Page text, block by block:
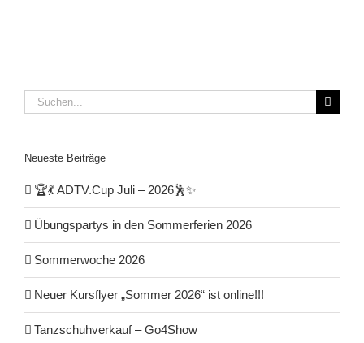
Suche
nach:
Neueste Beiträge
🏆💃 ADTV.Cup Juli – 2026🕺✨
Übungspartys in den Sommerferien 2026
Sommerwoche 2026
Neuer Kursflyer „Sommer 2026“ ist online!!!
Tanzschuhverkauf – Go4Show